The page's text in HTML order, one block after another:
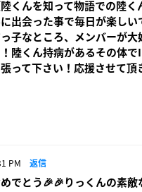
くんを知って物語での陸く
出会った事で毎日が楽し
子なところ、メンバーが大
陸くん持病があるその体
って下さい！応援させて頂
PM 返信
でとう🎉🎉りっくんの素敵